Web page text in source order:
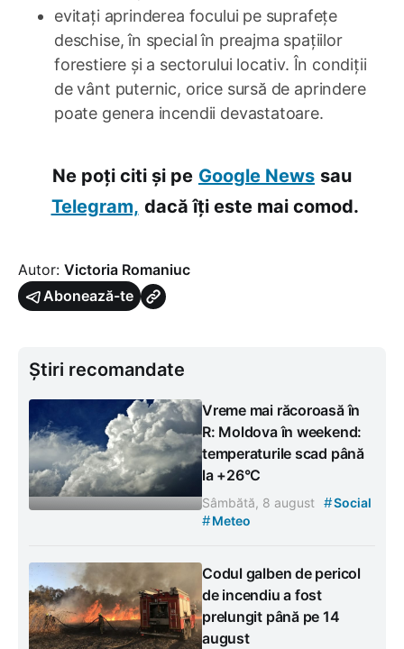
evitați aprinderea focului pe suprafețe
deschise, în special în preajma spațiilor
forestiere și a sectorului locativ. În condiții
de vânt puternic, orice sursă de aprindere
poate genera incendii devastatoare.
Ne poți citi și pe Google News sau
Telegram, dacă îți este mai comod.
Autor: Victoria Romaniuc
Abonează-te
Știri recomandate
Vreme mai răcoroasă în
R: Moldova în weekend:
temperaturile scad până
la +26°C
Sâmbătă, 8 august #Social
#Meteo
Codul galben de pericol
de incendiu a fost
prelungit până pe 14
august